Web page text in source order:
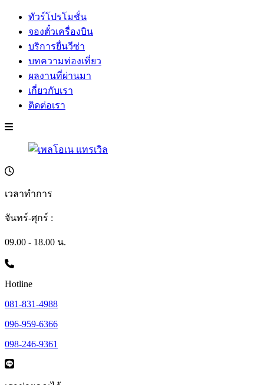
ทัวร์โปรโมชั่น
จองตั๋วเครื่องบิน
บริการยื่นวีซ่า
บทความท่องเที่ยว
ผลงานที่ผ่านมา
เกี่ยวกับเรา
ติดต่อเรา
เวลาทำการ
จันทร์-ศุกร์ :
09.00 - 18.00 น.
Hotline
081-831-4988
096-959-6366
098-246-9361